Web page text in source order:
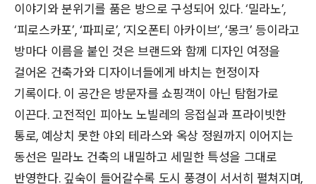
이야기와 분위기를 품은 방으로 구성되어 있다. ‘밀라노’,
‘피로스카포’, ‘파피로’, ‘지오폰티 아카이브’, ‘몽크’ 등이라고
방마다 이름을 붙인 것은 브랜드와 함께 디자인 여정을
걸어온 건축가와 디자이너들에게 바치는 헌정이자
기록이다. 이 공간은 방문자를 쇼핑객이 아닌 탐험가로
이끈다. 고전적인 피아노 노빌레의 응접실과 프라이빗한
통로, 예상치 못한 야외 테라스와 옥상 정원까지 이어지는
동선은 밀라노 건축의 내밀하고 세밀한 특성을 그대로
반영한다. 깊숙이 들어갈수록 도시 풍경이 서서히 펼쳐지며,